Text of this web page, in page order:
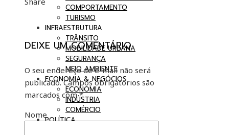
COMPORTAMENTO
TURISMO
INFRAESTRUTURA
TRÂNSITO
MOBILIDADE URBANA
SEGURANÇA
MEIO AMBIENTE
ECONOMIA & NEGÓCIOS
ECONOMIA
INDÚSTRIA
COMÉRCIO
POLÍTICA
DEIXE UM COMENTÁRIO
O seu endereço de e-mail não será
publicado. Campos obrigatórios são
marcados com*
Nome